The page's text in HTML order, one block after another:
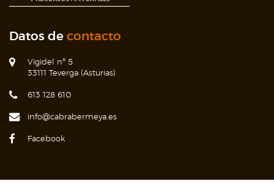
Datos de contacto
Vigidel nº 5
33111 Teverga (Asturias)
613 128 610
info@cabrabermeya.es
Facebook